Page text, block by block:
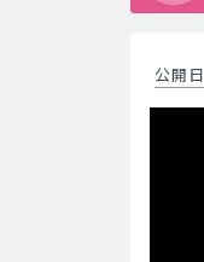
公開日